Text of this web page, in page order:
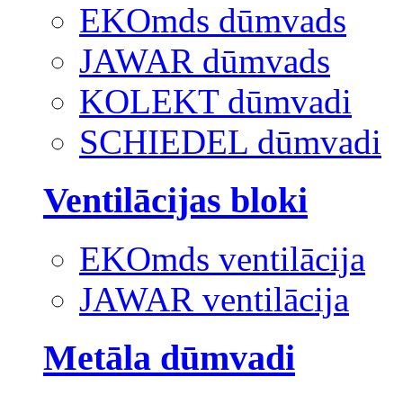
EKOmds dūmvads
JAWAR dūmvads
KOLEKT dūmvadi
SCHIEDEL dūmvadi
Ventilācijas bloki
EKOmds ventilācija
JAWAR ventilācija
Metāla dūmvadi